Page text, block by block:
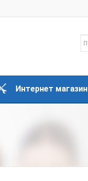
Интернет магазин